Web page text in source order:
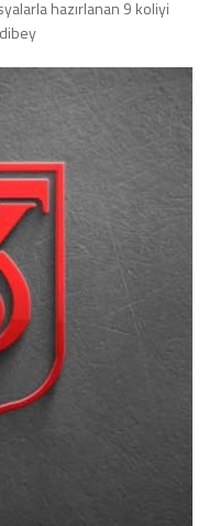
hazırlanan 9 koliyi